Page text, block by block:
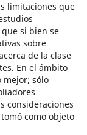
limitaciones que
si bien se
sobre
de la clase
En el ámbito
mejor; sólo
consideraciones
como objeto